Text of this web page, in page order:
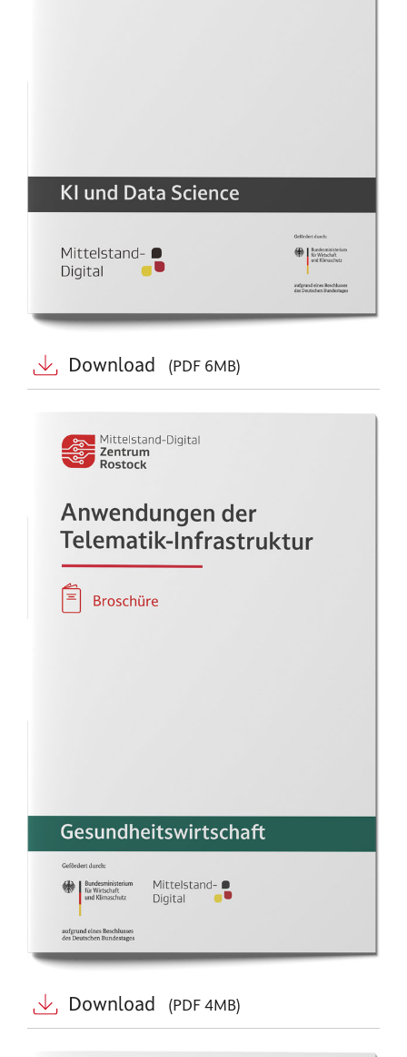
Download (PDF 6MB)
Download (PDF 4MB)